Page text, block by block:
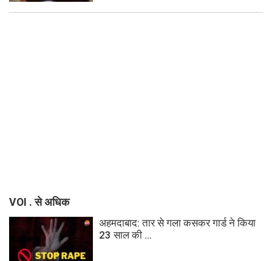
VOI . से अधिक
अहमदाबाद: तार से गला कसकर गार्ड ने किया
23 साल की ...